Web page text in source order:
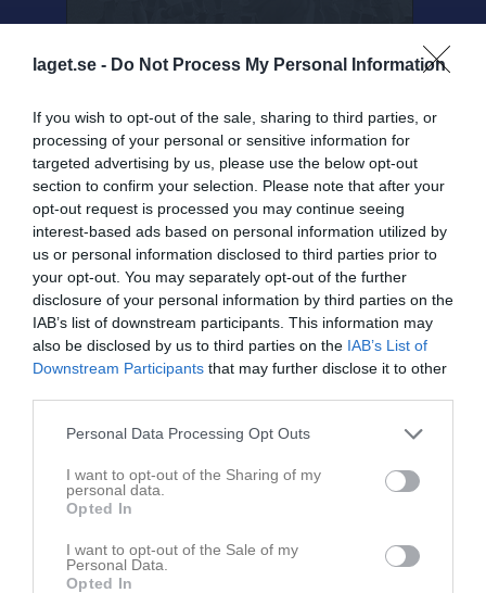
laget.se - Do Not Process My Personal Information
If you wish to opt-out of the sale, sharing to third parties, or
processing of your personal or sensitive information for
targeted advertising by us, please use the below opt-out
section to confirm your selection. Please note that after your
opt-out request is processed you may continue seeing
interest-based ads based on personal information utilized by
us or personal information disclosed to third parties prior to
your opt-out. You may separately opt-out of the further
disclosure of your personal information by third parties on the
IAB’s list of downstream participants. This information may
also be disclosed by us to third parties on the IAB’s List of
Downstream Participants that may further disclose it to other
Personal Data Processing Opt Outs
I want to opt-out of the Sharing of my
personal data.
Opted In
I want to opt-out of the Sale of my
Personal Data.
Opted In
Senast uppladdade video
Ingen video uppladdad
Logga in och ladda upp ert första klipp
Inget album finns skapat